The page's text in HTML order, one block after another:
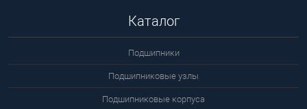
Каталог
Подшипники
Подшипниковые узлы
Подшипниковые корпуса